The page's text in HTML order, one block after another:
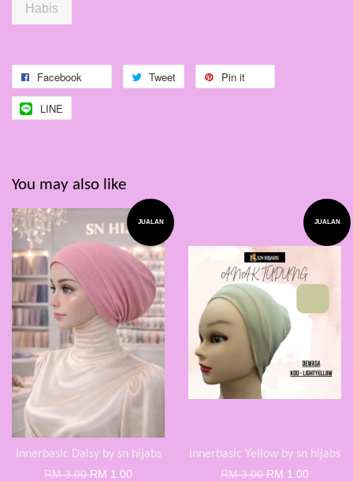
Habis
Facebook Tweet Pin it
LINE
You may also like
JUALAN
Innerbasic Daisy by sn hijabs
RM 3.00RM 1.00
JUALAN
Innerbasic Yellow by sn hijabs
RM 3.00RM 1.00